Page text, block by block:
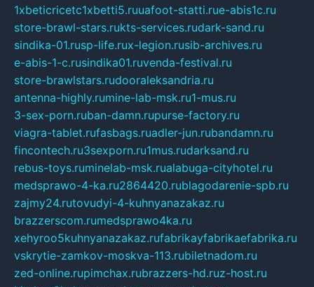
1xbeticricetc1xbetti5.ruuafoot-statti.rue-abis1c.ru
store-brawl-stars.rukts-services.rudark-sand.ru
sindika-01.rusp-life.rux-legion.rusib-archives.ru
e-abis-1-c.rusindika01.ruvenda-festival.ru
store-brawlstars.rudooraleksandria.ru
antenna-highly.rumine-lab-msk.ru1-mus.ru
3-sex-porn.ruban-damn.rupurse-factory.ru
viagra-tablet.rufasbags.ruadler-jun.rubandamn.ru
fincontech.ru3sexporn.ru1mus.rudarksand.ru
rebus-toys.ruminelab-msk.rualabuga-cityhotel.ru
medsprawo-4-ka.ru2864420.rublagodarenie-spb.ru
zajmy24.rutovudyi-4-kuhnyanazakaz.ru
brazzerscom.rumedsprawo4ka.ru
xehyroo5kuhnyanazakaz.rufabrikayfabrikaefabrika.ru
vskrytie-zamkov-moskva-113.rubiletnadom.ru
zed-online.rupimchax.rubrazzers-hd.ruz-host.ru